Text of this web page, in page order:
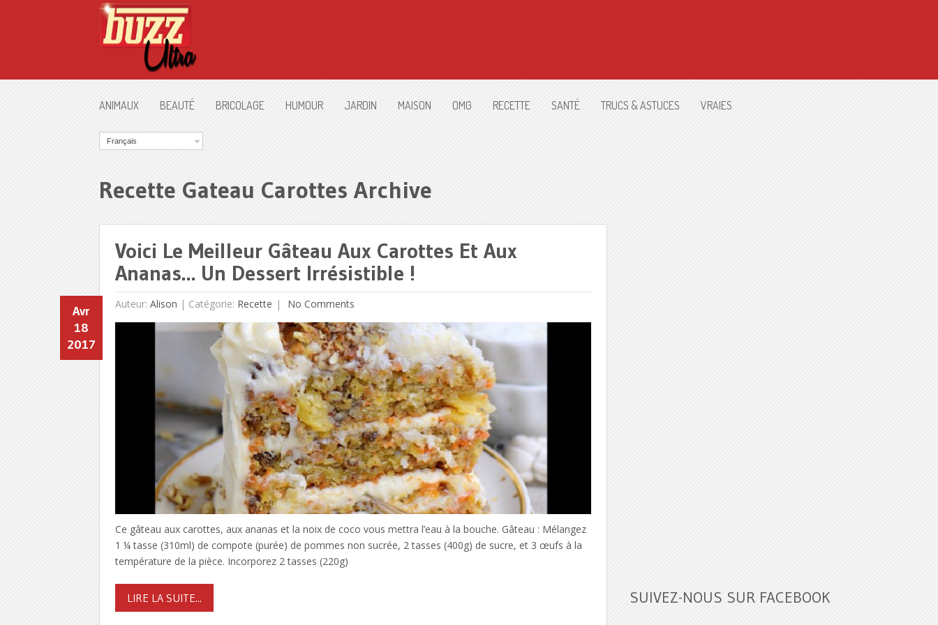
ANIMAUX BEAUTÉ BRICOLAGE HUMOUR JARDIN MAISON OMG RECETTE SANTÉ TRUCS & ASTUCES VRAIES
Français
Recette Gateau Carottes Archive
Voici Le Meilleur Gâteau Aux Carottes Et Aux
Ananas… Un Dessert Irrésistible !
Auteur: Alison |
Avr
18
2017
Catégorie: Recette No Comments
Ce gâteau aux carottes, aux ananas et la noix de coco vous mettra l’eau à la bouche. Gâteau : Mélangez
1 ¼ tasse (310ml) de compote (purée) de pommes non sucrée, 2 tasses (400g) de sucre, et 3 œufs à la
température de la pièce. Incorporez 2 tasses (220g)
LIRE LA SUITE... SUIVEZ-NOUS SUR FACEBOOK